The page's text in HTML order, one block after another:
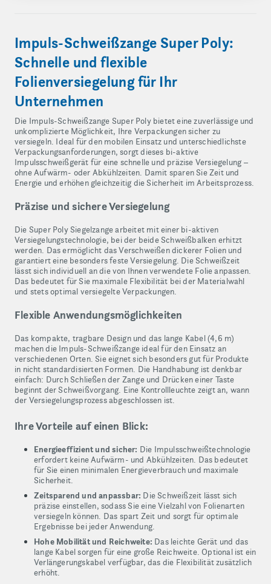
Impuls-Schweißzange Super Poly:
Schnelle und flexible
Folienversiegelung für Ihr
Unternehmen
Die Impuls-Schweißzange Super Poly bietet eine zuverlässige und
unkomplizierte Möglichkeit, Ihre Verpackungen sicher zu
versiegeln. Ideal für den mobilen Einsatz und unterschiedlichste
Verpackungsanforderungen, sorgt dieses bi-aktive
Impulsschweißgerät für eine schnelle und präzise Versiegelung –
ohne Aufwärm- oder Abkühlzeiten. Damit sparen Sie Zeit und
Energie und erhöhen gleichzeitig die Sicherheit im Arbeitsprozess.
Präzise und sichere Versiegelung
Die Super Poly Siegelzange arbeitet mit einer bi-aktiven
Versiegelungstechnologie, bei der beide Schweißbalken erhitzt
werden. Das ermöglicht das Verschweißen dickerer Folien und
garantiert eine besonders feste Versiegelung. Die Schweißzeit
lässt sich individuell an die von Ihnen verwendete Folie anpassen.
Das bedeutet für Sie maximale Flexibilität bei der Materialwahl
und stets optimal versiegelte Verpackungen.
Flexible Anwendungsmöglichkeiten
Das kompakte, tragbare Design und das lange Kabel (4,6 m)
machen die Impuls-Schweißzange ideal für den Einsatz an
verschiedenen Orten. Sie eignet sich besonders gut für Produkte
in nicht standardisierten Formen. Die Handhabung ist denkbar
einfach: Durch Schließen der Zange und Drücken einer Taste
beginnt der Schweißvorgang. Eine Kontrollleuchte zeigt an, wann
der Versiegelungsprozess abgeschlossen ist.
Ihre Vorteile auf einen Blick:
Energieeffizient und sicher: Die Impulsschweißtechnologie
erfordert keine Aufwärm- und Abkühlzeiten. Das bedeutet
für Sie einen minimalen Energieverbrauch und maximale
Sicherheit.
Zeitsparend und anpassbar: Die Schweißzeit lässt sich
präzise einstellen, sodass Sie eine Vielzahl von Folienarten
versiegeln können. Das spart Zeit und sorgt für optimale
Ergebnisse bei jeder Anwendung.
Hohe Mobilität und Reichweite: Das leichte Gerät und das
lange Kabel sorgen für eine große Reichweite. Optional ist ein
Verlängerungskabel verfügbar, das die Flexibilität zusätzlich
erhöht.